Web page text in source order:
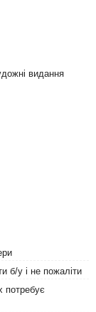
видання
б/у і не пожаліти
потребує